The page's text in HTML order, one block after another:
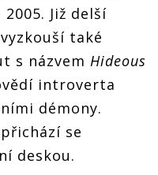
Již delší
také
s názvem Hideous
introverta
démony.
se
deskou.